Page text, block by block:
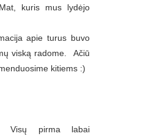
kuris mus lydėjo
apie turus buvo
viską radome. Ačiū
kitiems :)
Visų pirma labai